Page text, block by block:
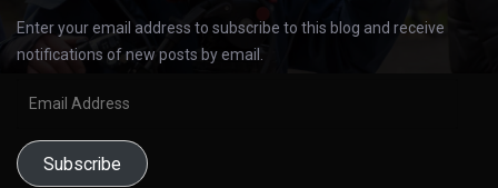
Enter your email address to subscribe to this blog and receive
notifications of new posts by email.
Subscribe